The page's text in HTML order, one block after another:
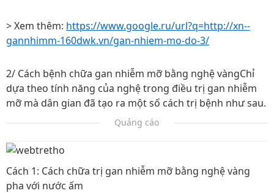
> Xem thêm: https://www.google.ru/url?q=http://xn--
gannhimm-160dwk.vn/gan-nhiem-mo-do-3/
2/ Cách bệnh chữa gan nhiễm mỡ bằng nghệ vàngChỉ
dựa theo tính năng của nghệ trong điều trị gan nhiễm
mỡ mà dân gian đã tạo ra một số cách trị bệnh như sau.
Quảng cáo
Cách 1: Cách chữa trị gan nhiễm mỡ bằng nghệ vàng
pha với nước ấm